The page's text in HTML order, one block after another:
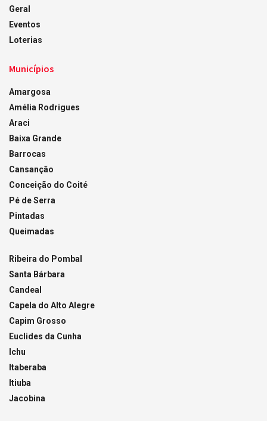
Geral
Eventos
Loterias
Municípios
Amargosa
Amélia Rodrigues
Araci
Baixa Grande
Barrocas
Cansanção
Conceição do Coité
Pé de Serra
Pintadas
Queimadas
Ribeira do Pombal
Santa Bárbara
Candeal
Capela do Alto Alegre
Capim Grosso
Euclides da Cunha
Ichu
Itaberaba
Itiuba
Jacobina